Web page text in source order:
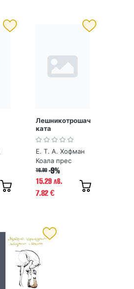
Лешникотрошач
ката
Е. Т. А. Хофман
Коала прес
16.80 -9%
15.29 лв.
7.82 €